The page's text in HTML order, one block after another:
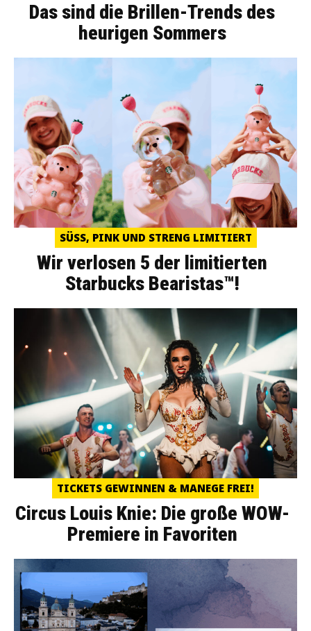
Das sind die Brillen-Trends des
heurigen Sommers
SÜSS, PINK UND STRENG LIMITIERT
Wir verlosen 5 der limitierten
Starbucks Bearistas™!
TICKETS GEWINNEN & MANEGE FREI!
Circus Louis Knie: Die große WOW-
Premiere in Favoriten